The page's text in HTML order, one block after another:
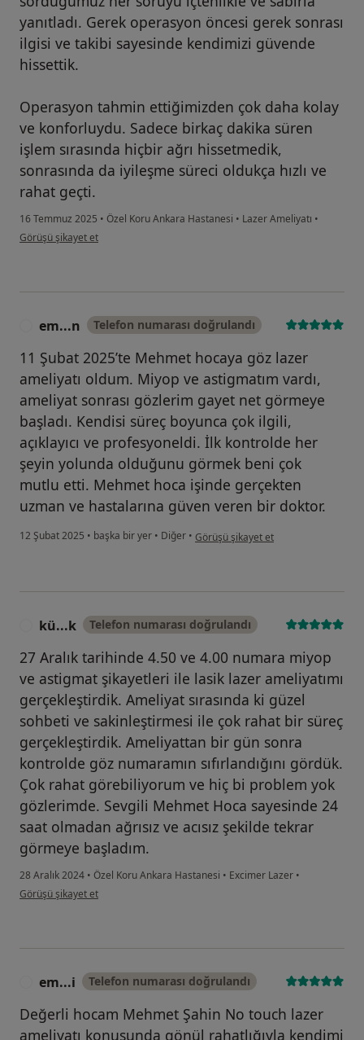
yanıtladı. Gerek operasyon öncesi gerek sonrası
ilgisi ve takibi sayesinde kendimizi güvende
hissettik.
Operasyon tahmin ettiğimizden çok daha kolay
ve konforluydu. Sadece birkaç dakika süren
işlem sırasında hiçbir ağrı hissetmedik,
sonrasında da iyileşme süreci oldukça hızlı ve
rahat geçti.
16 Temmuz 2025 • Özel Koru Ankara Hastanesi • Lazer Ameliyatı •
kullanıcının görüşüne göre ez...k
Görüşü şikayet et
em...n Telefon numarası doğrulandı
11 Şubat 2025’te Mehmet hocaya göz lazer
ameliyatı oldum. Miyop ve astigmatım vardı,
ameliyat sonrası gözlerim gayet net görmeye
başladı. Kendisi süreç boyunca çok ilgili,
açıklayıcı ve profesyoneldi. İlk kontrolde her
şeyin yolunda olduğunu görmek beni çok
mutlu etti. Mehmet hoca işinde gerçekten
uzman ve hastalarına güven veren bir doktor.
12 Şubat 2025 • başka bir yer • Diğer • kullanıcının görüşüne göre em...n
Görüşü şikayet et
kü...k Telefon numarası doğrulandı
27 Aralık tarihinde 4.50 ve 4.00 numara miyop
ve astigmat şikayetleri ile lasik lazer ameliyatımı
gerçekleştirdik. Ameliyat sırasında ki güzel
sohbeti ve sakinleştirmesi ile çok rahat bir süreç
gerçekleştirdik. Ameliyattan bir gün sonra
kontrolde göz numaramın sıfırlandığını gördük.
Çok rahat görebiliyorum ve hiç bi problem yok
gözlerimde. Sevgili Mehmet Hoca sayesinde 24
saat olmadan ağrısız ve acısız şekilde tekrar
görmeye başladım.
28 Aralık 2024 • Özel Koru Ankara Hastanesi • Excimer Lazer •
kullanıcının görüşüne göre kü...k
Görüşü şikayet et
em...i Telefon numarası doğrulandı
Değerli hocam Mehmet Şahin No touch lazer
ameliyatı konusunda gönül rahatlığıyla kendimi